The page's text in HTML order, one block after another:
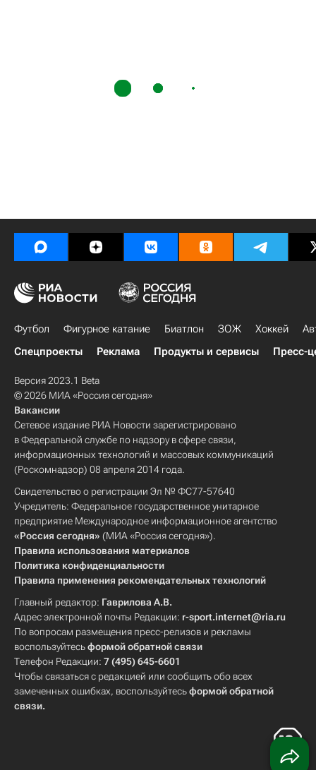
Футбол Фигурное катание Биатлон ЗОЖ Хоккей
Спецпроекты
Реклама Продукты и сервисы Пресс-
Версия 2023.1 Beta
© 2026 МИА «Россия сегодня»
Вакансии
Сетевое издание РИА Новости зарегистрировано
в Федеральной службе по надзору в сфере связи,
информационных технологий и массовых коммуникаций
(Роскомнадзор) 08 апреля 2014 года.
Свидетельство о регистрации Эл № ФС77-57640
Учредитель: Федеральное государственное унитарное
предприятие Международное информационное агентство
«Россия сегодня» (МИА «Россия сегодня»).
Правила использования материалов
Политика конфиденциальности
Правила применения рекомендательных технологий
Главный редактор: Гаврилова А.В.
Адрес электронной почты Редакции: r-sport.internet@ria.ru
По вопросам размещения пресс-релизов и рекламы
воспользуйтесьформой обратной связи
Телефон Редакции: 7 (495) 645-6601
Чтобы связаться с редакцией или сообщить обо всех
замеченных ошибках, воспользуйтесьформой обратной
связи.